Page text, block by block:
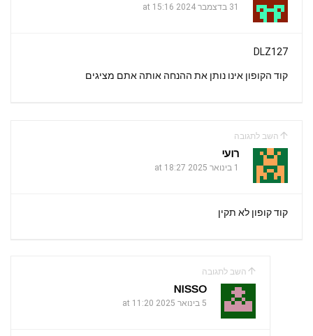
31 בדצמבר 2024 at 15:16
DLZ127
קוד הקופון אינו נותן את ההנחה אותה אתם מציגים
השב לתגובה
רועי
1 בינואר 2025 at 18:27
קוד קופון לא תקין
השב לתגובה
NISSO
5 בינואר 2025 at 11:20